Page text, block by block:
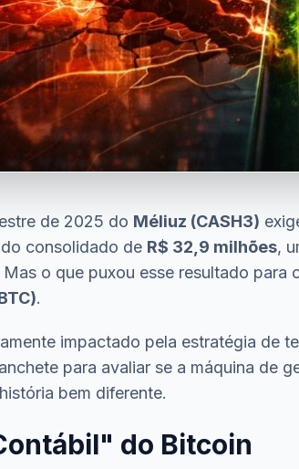
de 2025 do Méliuz (CASH3)
consolidado de R$ 32,9 milhões,
o que puxou esse resultado
.
impactado pela estratégia de
para avaliar se a máquina de
bem diferente.
do Bitcoin